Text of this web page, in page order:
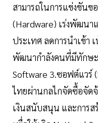
สามารถในการแข่งขันข
(Hardware) เร่งพัฒนา
ประเทศ ลดการนำเข้า
พัฒนากำลังคนที่มีทักษะ
Software 3.ซอฟต์แวร์
ไทยผ่านกลไกจัดซื้อจัด
เงินสนับสนุน และการ